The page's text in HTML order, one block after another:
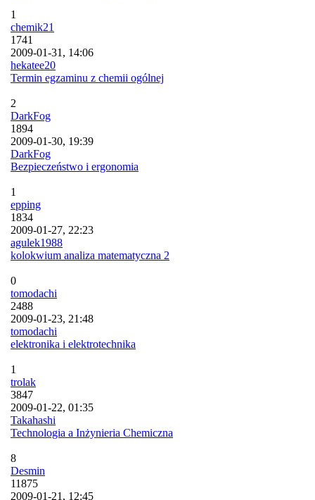
1
chemik21
1741
2009-01-31, 14:06
hekatee20
Termin egzaminu z chemii ogólnej
2
DarkFog
1894
2009-01-30, 19:39
DarkFog
Bezpieczeństwo i ergonomia
1
epping
1834
2009-01-27, 22:23
agulek1988
kolokwium analiza matematyczna 2
0
tomodachi
2488
2009-01-23, 21:48
tomodachi
elektronika i elektrotechnika
1
trolak
3847
2009-01-22, 01:35
Takahashi
Technologia a Inżynieria Chemiczna
8
Desmin
11875
2009-01-21, 12:45